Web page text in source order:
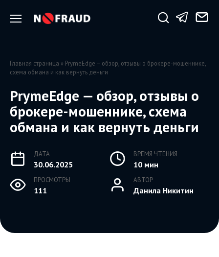
Главная страница » PrymeEdge — обзор, отзывы о брокере-мошеннике,
схема обмана и как вернуть деньги
PrymeEdge — обзор, отзывы о
брокере-мошеннике, схема
обмана и как вернуть деньги
ДАТА
30.06.2025
ВРЕМЯ ЧТЕНИЯ
10 мин
ПРОСМОТРЫ
111
АВТОР
Данила Никитин